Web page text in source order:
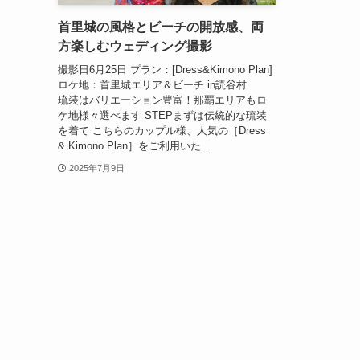
首里城の風格とビーチの開放感、両
方楽しむウェディング撮影
撮影日6月25日 プラン：[Dress&Kimono Plan]
ロケ地：首里城エリア＆ビーチ in読谷村
琉装はバリエーション豊富！那覇エリアもロ
ケ地様々選べます STEPまずは伝統的な琉装
を着て こちらのカップル様、人気の［Dress
& Kimono Plan］をご利用いた...
2025年7月9日